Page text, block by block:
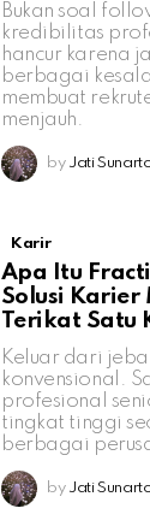
Bukan soal
kredibilitas
hancur karena
berbagai
membuat
menjauh.
by Jati
Karir
Apa Itu
Solusi Karier
Terikat Satu
Keluar dari
konvensional.
profesional
tingkat tinggi
berbagai
by Jati